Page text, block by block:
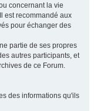
concernant la vie
est recommandé aux
pour échanger des
partie de ses propres
autres participants, et
de ce Forum.
des informations qu'ils